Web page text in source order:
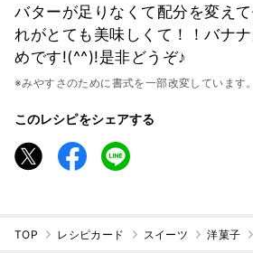
バターが足りなくて配分を変え
れがとても美味しくて！！バナ
めです!(^^)!是非どうぞ♪
※みやすさのために書式を一部改変しています。
このレシピをシェアする
TOP レシピカード スイーツ 洋菓子